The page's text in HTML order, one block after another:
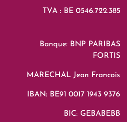
TVA : BE 0546.722.385
Banque: BNP PARIBAS
FORTIS
MARECHAL Jean Francois
IBAN: BE91 0017 1943 9376
BIC: GEBABEBB